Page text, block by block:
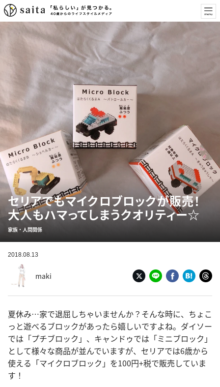
セリアでもマイクロブロックが販売！
大人もハマってしまうクオリティー☆
家族・人間関係
2018.08.13
maki
夏休み…家で退屈しちゃいませんか？そんな時に、ちょこ
っと遊べるブロックがあったら嬉しいですよね。ダイソー
では「プチブロック」、キャンドゥでは「ミニブロック」
として様々な商品が並んでいますが、セリアでは6歳から
使える「マイクロブロック」を100円+税で販売していま
す！